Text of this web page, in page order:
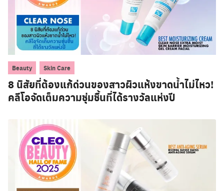
Beauty Skin Care
8 นิสัยที่ต้องแก้ด่วนของสาวผิวแห้งขาดน้ำไม่ไหว!
คลีโอจัดเต็มความชุ่มชื้นที่ได้รางวัลแห่งปี